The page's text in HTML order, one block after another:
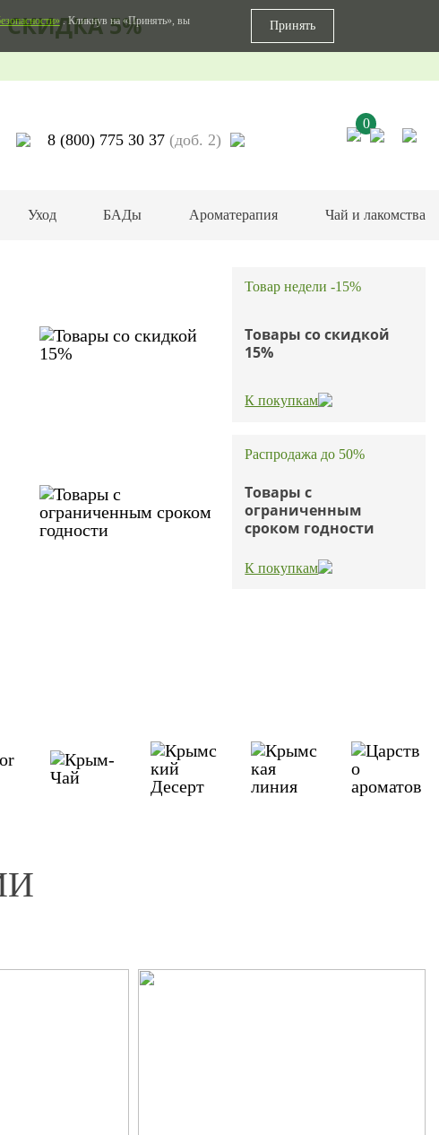
СКИДКА 5%
8 (800) 775 30 37 (доб. 2)
0
Уход БАДы Ароматерапия Чай и лакомства
Товар недели -15%
Товары со скидкой
15%
К покупкам
Распродажа до 50%
Товары с
ограниченным
сроком годности
К покупкам
. Кликнув на «Принять», вы
Принять